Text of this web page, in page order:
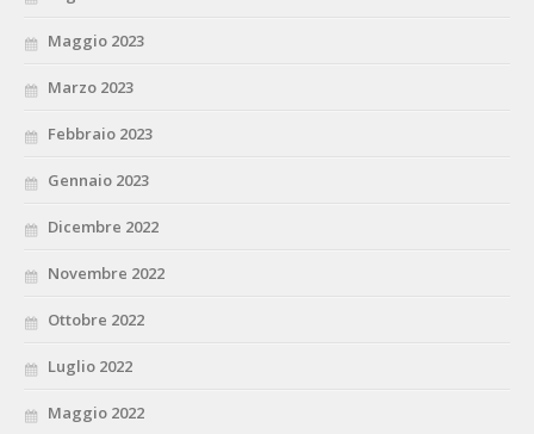
Maggio 2023
Marzo 2023
Febbraio 2023
Gennaio 2023
Dicembre 2022
Novembre 2022
Ottobre 2022
Luglio 2022
Maggio 2022